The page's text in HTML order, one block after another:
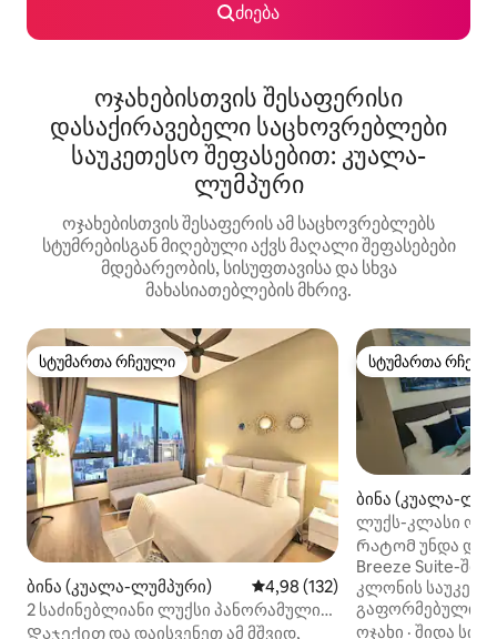
ძიება
ოჯახებისთვის შესაფერისი
დასაქირავებელი საცხოვრებლები
საუკეთესო შეფასებით: კუალა-
ლუმპური
ოჯახებისთვის შესაფერის ამ საცხოვრებლებს
სტუმრებისგან მიღებული აქვს მაღალი შეფასებები
მდებარეობის, სისუფთავისა და სხვა
მახასიათებლების მხრივ.
სტუმართა რჩეული
სტუმართა რჩეული
ბინა (კუალა-ლუმპური) საშუალო შეფასებაა 5‑დან
4,98 (132)
2 საძინებლიანი ლუქსი პანორამული
ხედით და უსასრულო აუზით
Დაჯექით და დაისვენეთ ამ მშვიდ,
სტუმართა
სტუმართა
ბინა (კუალა-
ლუქს-კლასი
1 საძინებლით |
KLCC
Რატომ უნდა
Breeze Suite-ში
კლონის
გაფორმებული
ოჯახი ·შიდა